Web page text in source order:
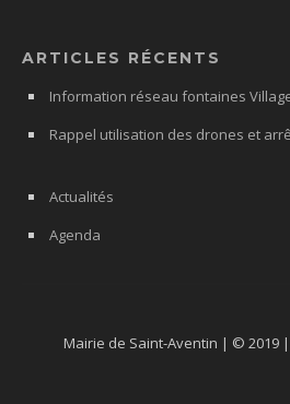
ARTICLES RÉCENTS
Information réseau fontaines
Rappel utilisation des drones et
Actualités
Agenda
Mairie de Saint-Aventin | © 2019